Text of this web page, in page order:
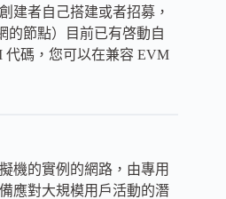
建者自己搭建或者招募，
的節點）目前已有啓動自
代碼，您可以在兼容 EVM
機的實例的網路，由專用
應對大規模用戶活動的潛